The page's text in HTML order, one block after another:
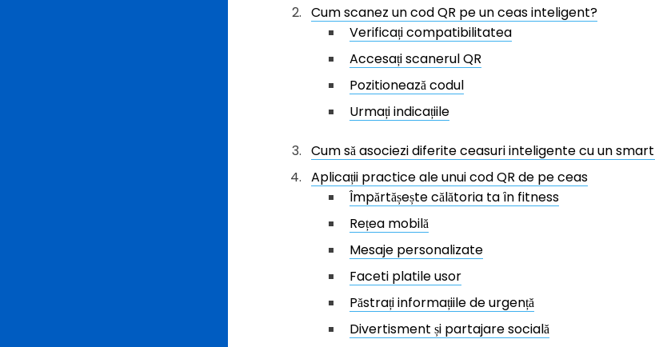
Cum scanez un cod QR pe un ceas inteligent?
Verificați compatibilitatea
Accesați scanerul QR
Pozitionează codul
Urmați indicațiile
Cum să asociezi diferite ceasuri inteligente cu un
Aplicații practice ale unui cod QR de pe ceas
Împărtășește călătoria ta în fitness
Rețea mobilă
Mesaje personalizate
Faceti platile usor
Păstrați informațiile de urgență
Divertisment și partajare socială